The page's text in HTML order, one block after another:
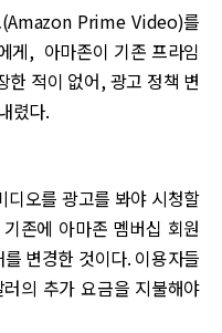
(Amazon Prime Video)를
게, 아마존이 기존 프라임
한 적이 없어, 광고 정책 변
렸다.
오를 광고를 봐야 시청할
존에 아마존 멤버십 회원
변경한 것이다. 이용자들
의 추가 요금을 지불해야